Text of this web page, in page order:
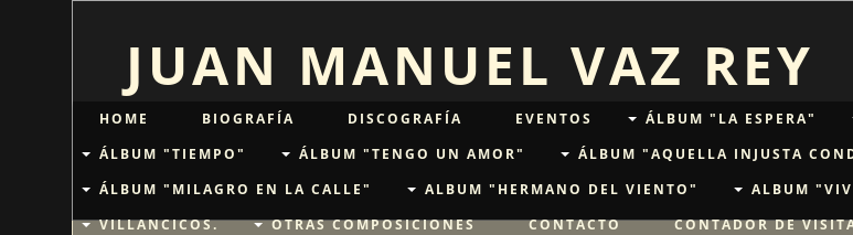
JUAN MANUEL VAZ REY
HOME BIOGRAFÍA DISCOGRAFÍA EVENTOS ÁLBUM "LA ESPERA"
ÁLBUM "TIEMPO"
ÁLBUM "TENGO UN AMOR"
ÁLBUM "AQUELLA INJUSTA
ÁLBUM "MILAGRO EN LA CALLE"
ALBUM "HERMANO DEL VIENTO" ALBUM
VILLANCICOS.
OTRAS COMPOSICIONES CONTACTO CONTADOR DE